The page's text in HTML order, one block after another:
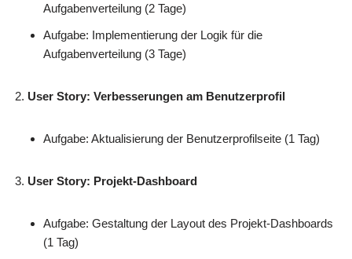
Aufgabenverteilung (2 Tage)
Aufgabe: Implementierung der Logik für die
Aufgabenverteilung (3 Tage)
User Story: Verbesserungen am Benutzerprofil
Aufgabe: Aktualisierung der Benutzerprofilseite (1 Tag)
User Story: Projekt-Dashboard
Aufgabe: Gestaltung der Layout des Projekt-Dashboards
(1 Tag)